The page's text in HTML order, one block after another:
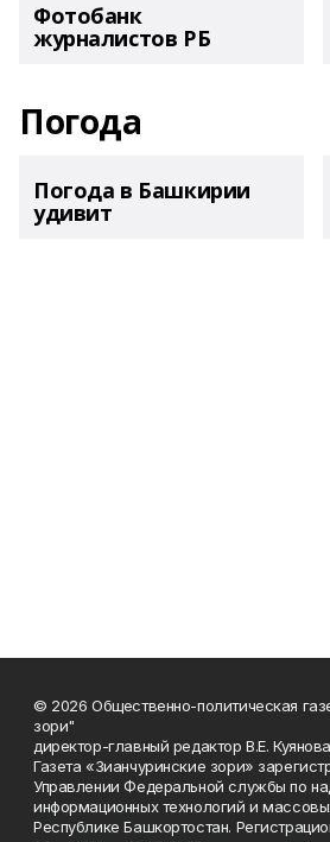
Фотобанк
журналистов РБ
Погода
Погода в Башкирии
удивит
© 2026 Общественно-политическая
зори"
директор-главный редактор В.Е. Куянова
Газета «Зианчуринские зори»
Управлении Федеральной службы по
информационных технологий и
Республике Башкортостан.